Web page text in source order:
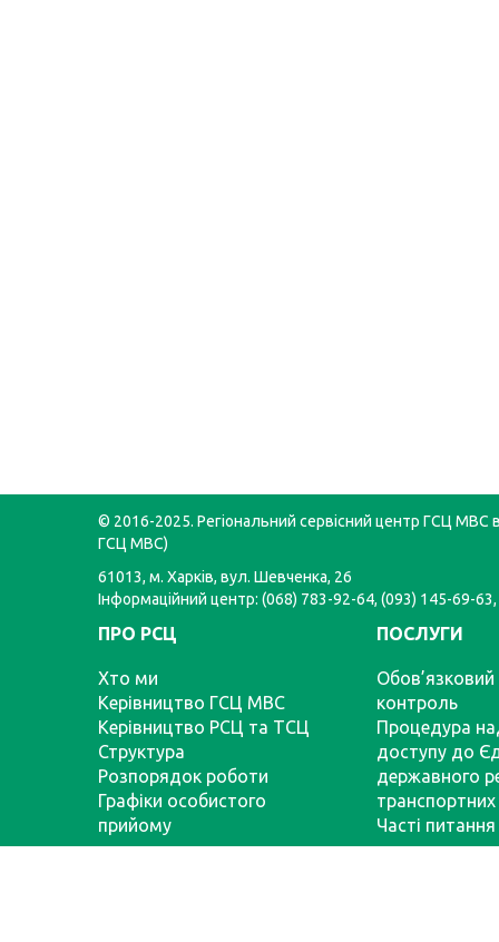
© 2016-2025. Регіональний сервісний центр ГСЦ МВС в
ГСЦ МВС)
61013, м. Харків, вул. Шевченка, 26
Інформаційний центр: (068) 783-92-64, (093) 145-69-
ПРО РСЦ
Хто ми
Керівництво ГСЦ МВС
Керівництво РСЦ та ТСЦ
Структура
Розпорядок роботи
Графіки особистого
прийому
ПОСЛУГИ
Обов’язковий
контроль
Процедура
доступу до
державного
транспортних
Часті питання